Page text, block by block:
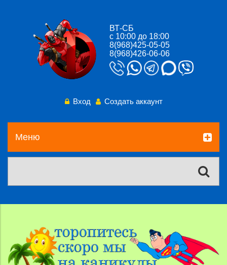
ВТ-СБ
с 10:00 до 18:00
8(968)425-05-05
8(968)426-06-06
Вход Создать аккаунт
Меню